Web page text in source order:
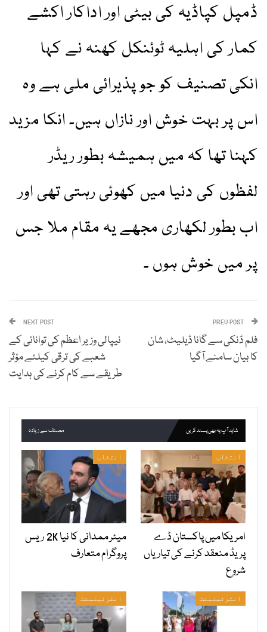
ڈمپل کپاڈیہ کی بیٹی اور اداکار اکشے
کمار کی اہلیہ ٹوئنکل کھنہ نے کہا
انکی تصنیف کو جو پذیرائی ملی ہے وہ
اس پر بہت خوش اور نازاں ہیں۔ انکا مزید
کہنا تھا کہ میں ہمیشہ بطور ریڈر
لفظوں کی دنیا میں کھوئی رہتی تھی اور
اب بطور لکھاری مجھے یہ مقام ملا جس
پر میں خوش ہوں ۔
فلم ڈنکی سے گانا ڈیلیٹ، شان
کا بیان سامنے آگیا
NEXT POST
نیپالی وزیر اعظم کی توانائی کے
شعبے کی ترقی کیلئے مؤثر
طریقے سے کام کرنے کی ہدایت
شاید آپ یہ بھی پسند کریں مصنف سے زیادہ
انتخاب
امریکا میں پاکستان ڈے
پریڈ منعقد کرنے کی تیاریاں
شروع
انتخاب
میئر ممدانی کا نیا 2K ریس
پروگرام متعارف
انٹرٹینمنٹ انٹرٹینمنٹ